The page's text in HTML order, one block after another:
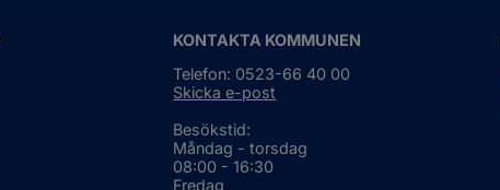
KONTAKTA KOMMUNEN
Telefon: 0523-66 40 00
Skicka e-post
Besökstid:
Måndag - torsdag
08:00 - 16:30
Fredag